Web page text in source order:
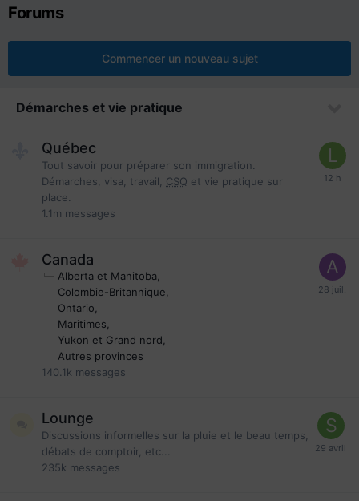
Forums
Commencer un nouveau sujet
Démarches et vie pratique
Québec
Tout savoir pour préparer son immigration.
Démarches, visa, travail, CSQ et vie pratique sur
place.
1.1m messages
Canada
Alberta et Manitoba
Colombie-Britannique
Ontario
Maritimes
Yukon et Grand nord
Autres provinces
140.1k messages
Lounge
Discussions informelles sur la pluie et le beau temps,
débats de comptoir, etc...
235k messages